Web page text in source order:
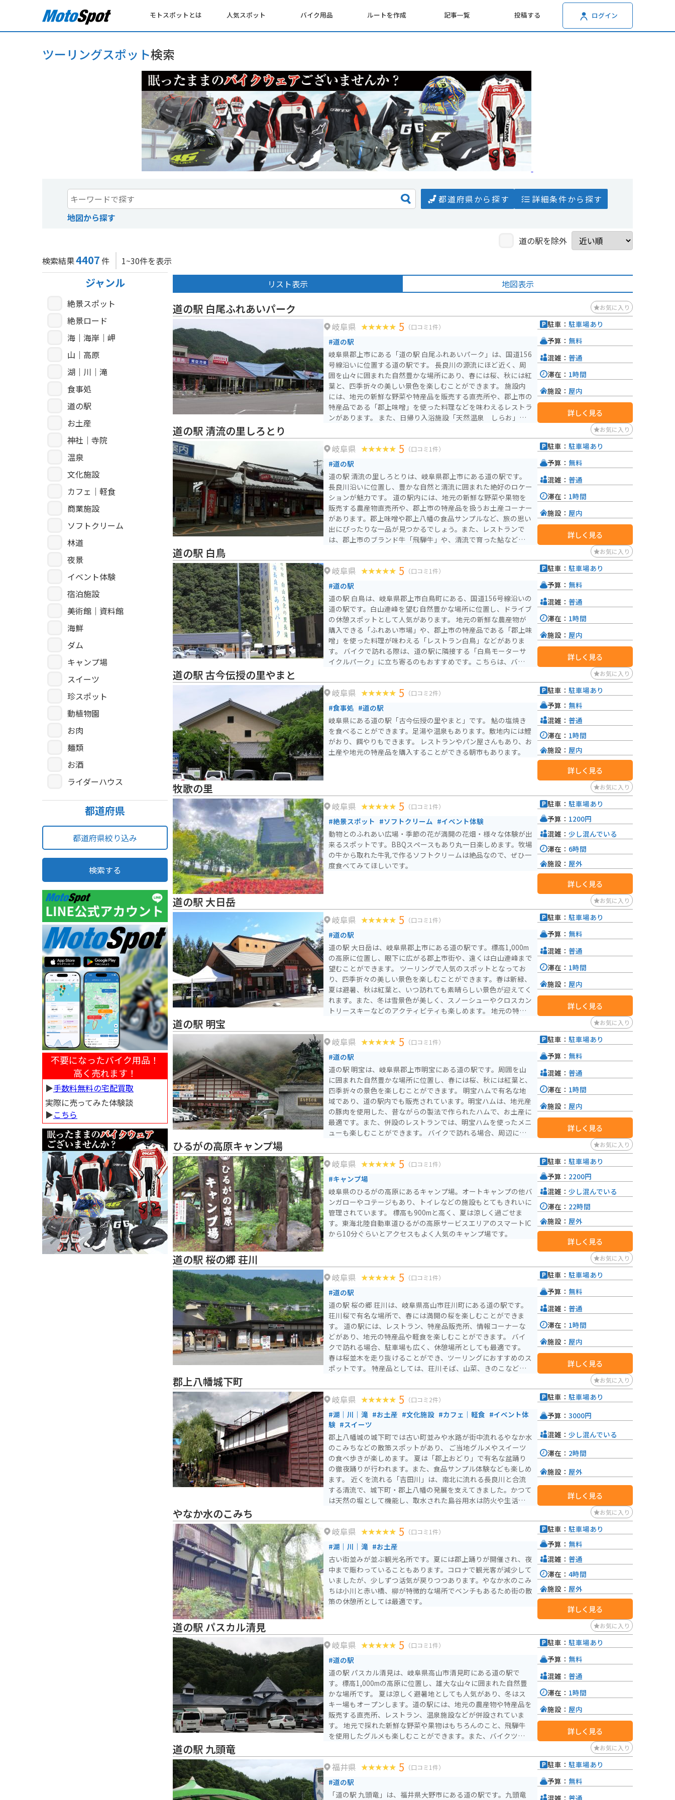
モトスポットとは 人気スポット バイク用品 ルートを作成 記事一覧 投稿する ログイン
ツーリングスポット検索
都道府県から探す
詳細条件から探す
地図から探す
道の駅を除外
検索結果4407件 1~30件を表示
ジャンル
絶景スポット
絶景ロード
海｜海岸｜岬
山｜高原
湖｜川｜滝
食事処
道の駅
お土産
神社｜寺院
温泉
文化施設
カフェ｜軽食
商業施設
ソフトクリーム
林道
夜景
イベント体験
宿泊施設
美術館｜資料館
海鮮
ダム
キャンプ場
スイーツ
珍スポット
動植物園
お肉
麺類
お酒
ライダーハウス
都道府県
都道府県絞り込み
検索する
不要になったバイク用品！
高く売れます！
▶︎手数料無料の宅配買取
実際に売ってみた体験談
▶︎こちら
リスト表示 地図表示
道の駅 白尾ふれあいパーク お気に入り
岐阜県 5 （口コミ1件）
#道の駅
岐阜県郡上市にある「道の駅 白尾ふれあいパーク」は、国道156
号線沿いに位置する道の駅です。 長良川の源流にほど近く、周
囲を山々に囲まれた自然豊かな場所にあり、春には桜、秋には紅
葉と、四季折々の美しい景色を楽しむことができます。 施設内
には、地元の新鮮な野菜や特産品を販売する直売所や、郡上市の
特産品である「郡上味噌」を使った料理などを味わえるレストラ
ンがあります。 また、日帰り入浴施設「天然温泉 しらお」も
っている方は、道の駅に併設された駐車場にバイクを停めて、周
辺の景色を楽しみながらツーリングすることができます。 周辺
には、キャンプ場や釣り堀など、自然を満喫できるレジャースポ
ットも充実しており、家族連れにもおすすめの場所です。
駐車： 駐車場あり
予算： 無料
混雑： 普通
滞在： 1時間
施設： 屋内
詳しく見る
道の駅 清流の里しろとり お気に入り
岐阜県 5 （口コミ1件）
#道の駅
道の駅 清流の里しろとりは、岐阜県郡上市にある道の駅です。
長良川沿いに位置し、豊かな自然と清流に囲まれた絶好のロケー
ションが魅力です。 道の駅内には、地元の新鮮な野菜や果物を
販売する農産物直売所や、郡上市の特産品を扱うお土産コーナー
があります。郡上味噌や郡上八幡の食品サンプルなど、旅の思い
出にぴったりな一品が見つかるでしょう。また、レストランで
は、郡上市のブランド牛「飛騨牛」や、清流で育った鮎など、地
イクで訪れる場合、道の駅には広々とした駐車場が完備されてい
るので安心です。長良川沿いを走る国道156号線は、ツーリング
ルートとしても人気が高く、道の駅 清流の里しろとりは休憩場
所としても最適です。周辺には、郡上八幡城や郡上踊りで有名な
郡上八幡の街並みなど、観光スポットも点在しています。 道の
駅 清流の里しろとりは、自然を感じながらゆったりと過ごした
い方におすすめです。地元のグルメや特産品を堪能したり、周辺
の観光スポットを巡ったりして、旅のひとときを楽しんでくださ
い。
駐車： 駐車場あり
予算： 無料
混雑： 普通
滞在： 1時間
施設： 屋内
詳しく見る
道の駅 白鳥 お気に入り
岐阜県 5 （口コミ1件）
#道の駅
道の駅 白鳥は、岐阜県郡上市白鳥町にある、国道156号線沿いの
道の駅です。白山連峰を望む自然豊かな場所に位置し、ドライブ
の休憩スポットとして人気があります。 地元の新鮮な農産物が
購入できる「ふれあい市場」や、郡上市の特産品である「郡上味
噌」を使った料理が味わえる「レストラン白鳥」などがありま
す。 バイクで訪れる際は、道の駅に隣接する「白鳥モーターサ
イクルパーク」に立ち寄るのもおすすめです。こちらは、バイク
としても最適です。 周辺には、白山信仰の霊山として知られる
「白山長滝寺」や、約3,000本の桜が咲き誇る「美山公園」な
ど、観光スポットも充実しています。
駐車： 駐車場あり
予算： 無料
混雑： 普通
滞在： 1時間
施設： 屋内
詳しく見る
道の駅 古今伝授の里やまと お気に入り
岐阜県 5 （口コミ2件）
#食事処 #道の駅
岐阜県にある道の駅「古今伝授の里やまと」です。 鮎の塩焼き
を食べることができます。足湯や温泉もあります。敷地内には鯉
がおり、餌やりもできます。 レストランやパン屋さんもあり、お
土産や地元の特産品を購入することができる朝市もあります。
駐車： 駐車場あり
予算： 無料
混雑： 普通
滞在： 1時間
施設： 屋内
詳しく見る
牧歌の里 お気に入り
岐阜県 5 （口コミ1件）
#絶景スポット #ソフトクリーム #イベント体験
動物とのふれあい広場・季節の花が満開の花畑・様々な体験が出
来るスポットです。BBQスペースもあり丸一日楽しめます。牧場
の牛から取れた牛乳で作るソフトクリームは絶品なので、ぜひ一
度食べてみてほしいです。
駐車： 駐車場あり
予算： 1200円
混雑： 少し混んでいる
滞在： 6時間
施設： 屋外
詳しく見る
道の駅 大日岳 お気に入り
岐阜県 5 （口コミ1件）
#道の駅
道の駅 大日岳は、岐阜県郡上市にある道の駅です。標高1,000m
の高原に位置し、眼下に広がる郡上市街や、遠くは白山連峰まで
望むことができます。 ツーリングで人気のスポットとなってお
り、四季折々の美しい景色を楽しむことができます。春は新緑、
夏は避暑、秋は紅葉と、いつ訪れても素晴らしい景色が迎えてく
れます。また、冬は雪景色が美しく、スノーシューやクロスカン
トリースキーなどのアクティビティも楽しめます。 地元の特産
産に最適なものが揃っています。レストランでは、地元の食材を
使った料理を楽しむことができます。 バイクで訪れる際は、駐
車場も広く、休憩場所としても最適です。ただし、標高が高いた
め、天候の変化には注意が必要です。防寒対策をしっかりとして
からお出かけください。
駐車： 駐車場あり
予算： 無料
混雑： 普通
滞在： 1時間
施設： 屋内
詳しく見る
道の駅 明宝 お気に入り
岐阜県 5 （口コミ1件）
#道の駅
道の駅 明宝は、岐阜県郡上市明宝にある道の駅です。周囲を山
に囲まれた自然豊かな場所に位置し、春には桜、秋には紅葉と、
四季折々の景色を楽しむことができます。 明宝ハムで有名な地
域であり、道の駅内でも販売されています。明宝ハムは、地元産
の豚肉を使用した、昔ながらの製法で作られたハムで、お土産に
最適です。また、併設のレストランでは、明宝ハムを使ったメニ
ューも楽しむことができます。 バイクで訪れる場合、周辺に
も良好です。駐車場も広く、休憩場所としても最適です。 周辺
には、日本の滝百選に選ばれた「根尾の滝」や、約1,300本のソ
メイヨシノが咲き誇る「郡上八幡城」など、観光スポットも点在
しています。
駐車： 駐車場あり
予算： 無料
混雑： 普通
滞在： 1時間
施設： 屋内
詳しく見る
ひるがの高原キャンプ場 お気に入り
岐阜県 5 （口コミ1件）
#キャンプ場
岐阜県のひるがの高原にあるキャンプ場。オートキャンプの他バ
ンガローやコテージもあり、トイレなどの施設もとてもきれいに
管理されています。 標高も900mと高く、夏は涼しく過ごせま
す。東海北陸自動車道ひるがの高原サービスエリアのスマートIC
から10分ぐらいとアクセスもよく人気のキャンプ場です。
駐車： 駐車場あり
予算： 2200円
混雑： 少し混んでいる
滞在： 22時間
施設： 屋外
詳しく見る
道の駅 桜の郷 荘川 お気に入り
岐阜県 5 （口コミ1件）
#道の駅
道の駅 桜の郷 荘川は、岐阜県高山市荘川町にある道の駅です。
荘川桜で有名な場所で、春には満開の桜を楽しむことができま
す。 道の駅には、レストラン、特産品販売所、情報コーナーな
どがあり、地元の特産品や軽食を楽しむことができます。 バイ
クで訪れる場合、駐車場も広く、休憩場所としても最適です。
春は桜並木を走り抜けることができ、ツーリングにおすすめのス
ポットです。 特産品としては、荘川そば、山菜、きのこなどが
くの人で賑わいます。
駐車： 駐車場あり
予算： 無料
混雑： 普通
滞在： 1時間
施設： 屋内
詳しく見る
郡上八幡城下町 お気に入り
岐阜県 5 （口コミ2件）
#湖｜川｜滝 #お土産 #文化施設 #カフェ｜軽食 #イベント体
験 #スイーツ
郡上八幡城の城下町では古い町並みや水路が街中流れるやなか水
のこみちなどの散策スポットがあり、 ご当地グルメやスイーツ
の食べ歩きが楽しめます。 夏は「郡上おどり」で有名な盆踊り
の徹夜踊りが行われます。また、食品サンプル体験なども楽しめ
ます。 近くを流れる「吉田川」は、南北に流れる長良川と合流
する清流で、城下町・郡上八幡の発展を支えてきました。かつて
は天然の堀として機能し、取水された島谷用水は防火や生活用水
橋からはアユやアマゴ、サツキマスなどの川魚を観察でき、夏に
は郡上おどりとともに、釣りや川遊びを楽しむ人々で賑わいま
す。新橋から川へ飛び込む名物ジャンプも有名で、地元の人々と
観光客に親しまれる清流の象徴です。
駐車： 駐車場あり
予算： 3000円
混雑： 少し混んでいる
滞在： 2時間
施設： 屋外
詳しく見る
やなか水のこみち お気に入り
岐阜県 5 （口コミ1件）
#湖｜川｜滝 #お土産
古い街並みが並ぶ観光名所です。夏には郡上踊りが開催され、夜
中まで賑わっていることもあります。コロナで観光客が減少して
いましたが、少しずつ活気が戻りつつあります。やなか水のこみ
ちは小川と赤い橋、柳が特徴的な場所でベンチもあるため街の散
策の休憩所としては最適です。
駐車： 駐車場あり
予算： 無料
混雑： 普通
滞在： 4時間
施設： 屋外
詳しく見る
道の駅 パスカル清見 お気に入り
岐阜県 5 （口コミ1件）
#道の駅
道の駅 パスカル清見は、岐阜県高山市清見町にある道の駅で
す。標高1,000mの高原に位置し、雄大な山々に囲まれた自然豊
かな場所です。 夏は涼しく避暑地としても人気があり、冬はス
キー場もオープンします。道の駅には、地元の農産物や特産品を
販売する直売所、レストラン、温泉施設などが併設されていま
す。 地元で採れた新鮮な野菜や果物はもちろんのこと、飛騨牛
を使用したグルメも楽しむことができます。また、バイクツーリ
す。 パスカル清見から少し足を延ばせば、飛騨高山や白川郷と
いった観光スポットにもアクセスできます。
駐車： 駐車場あり
予算： 無料
混雑： 普通
滞在： 1時間
施設： 屋内
詳しく見る
道の駅 九頭竜 お気に入り
福井県 5 （口コミ1件）
#道の駅
「道の駅 九頭竜」は、福井県大野市にある道の駅です。九頭竜
駐車： 駐車場あり
予算： 無料
混雑： 普通